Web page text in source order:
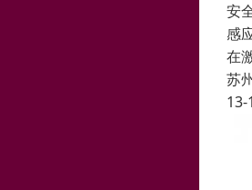
安
感
在
苏
13-